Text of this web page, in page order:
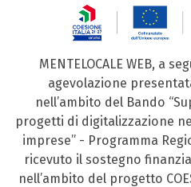
MENTELOCALE WEB, a
agevolazione
nell’ambito del Bando
progetti di digitalizzazione
imprese” - Programma
ricevuto il sostegno
nell’ambito del progetto